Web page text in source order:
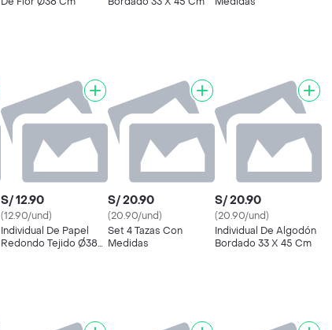
S/ 12.90
(12.90/und)
Individual De Papel
Redondo Tejido Ø38
S/ 20.90
(20.90/und)
Set 4 Tazas Con
Medidas
S/ 20.90
(20.90/und)
Individual De Algodón
Bordado 33 X 45 Cm